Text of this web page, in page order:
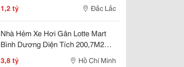
Cư Suê, Huyện Cư M''gar, Đắk Lắk
1,2 tỷ Đắc Lắc
Nhà Hẻm Xe Hơi Gân Lotte Mart
Bình Dương Diện Tích 200,7M2
3,8 tỷ Hồ Chí Minh